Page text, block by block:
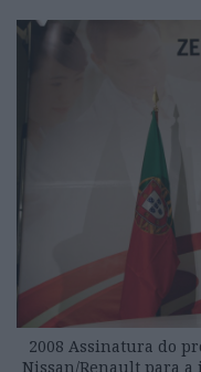
2008 Assinatura do
Nissan/Renault para